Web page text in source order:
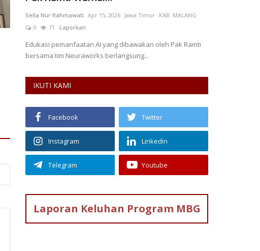
Sella Nur Rahmawati Apr 15, 2026 Jawa Timur KAB. MALANG
0
71 Laporkan
Edukasi pemanfaatan AI yang dibawakan oleh Pak Ramti
bersama tim Neuraworks berlangsung...
IKUTI KAMI
Facebook Twitter
Instagram Linkedin
Telegram Youtube
Laporan Keluhan Program MBG